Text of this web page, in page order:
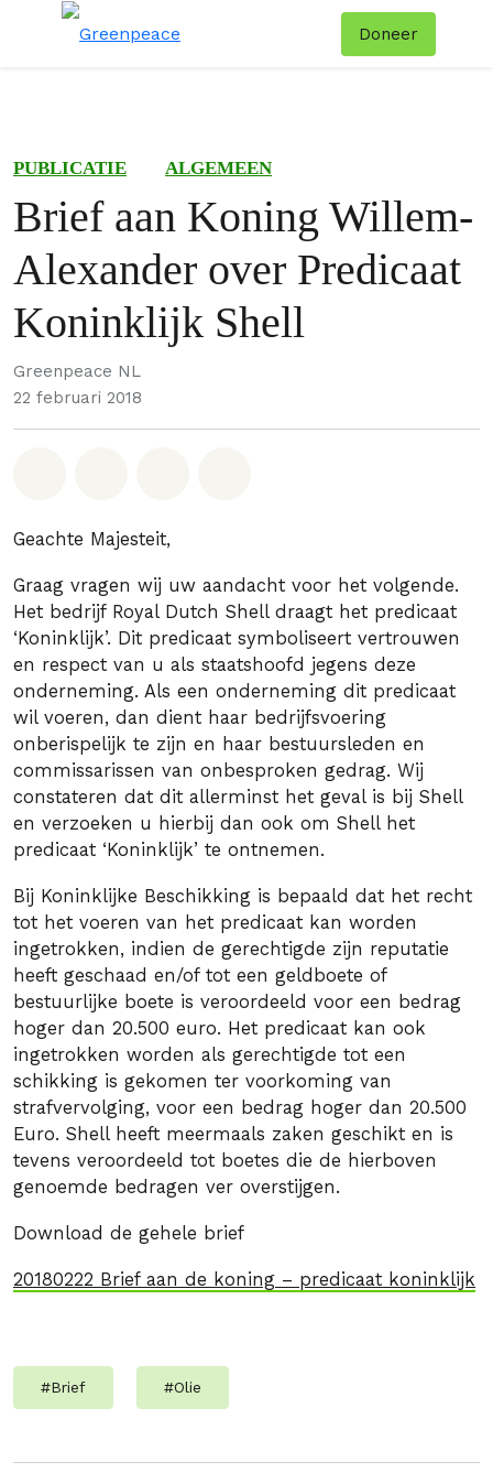
Doneer
PUBLICATIE ALGEMEEN
Brief aan Koning Willem-
Alexander over Predicaat
Koninklijk Shell
Greenpeace NL
22 februari 2018
Geachte Majesteit,
Graag vragen wij uw aandacht voor het volgende.
Het bedrijf Royal Dutch Shell draagt het predicaat
‘Koninklijk’. Dit predicaat symboliseert vertrouwen
en respect van u als staatshoofd jegens deze
onderneming. Als een onderneming dit predicaat
wil voeren, dan dient haar bedrijfsvoering
onberispelijk te zijn en haar bestuursleden en
commissarissen van onbesproken gedrag. Wij
constateren dat dit allerminst het geval is bij Shell
en verzoeken u hierbij dan ook om Shell het
predicaat ‘Koninklijk’ te ontnemen.
Bij Koninklijke Beschikking is bepaald dat het recht
tot het voeren van het predicaat kan worden
ingetrokken, indien de gerechtigde zijn reputatie
heeft geschaad en/of tot een geldboete of
bestuurlijke boete is veroordeeld voor een bedrag
hoger dan 20.500 euro. Het predicaat kan ook
ingetrokken worden als gerechtigde tot een
schikking is gekomen ter voorkoming van
strafvervolging, voor een bedrag hoger dan 20.500
Euro. Shell heeft meermaals zaken geschikt en is
tevens veroordeeld tot boetes die de hierboven
genoemde bedragen ver overstijgen.
Download de gehele brief
20180222 Brief aan de koning – predicaat koninklijk
#Brief #Olie